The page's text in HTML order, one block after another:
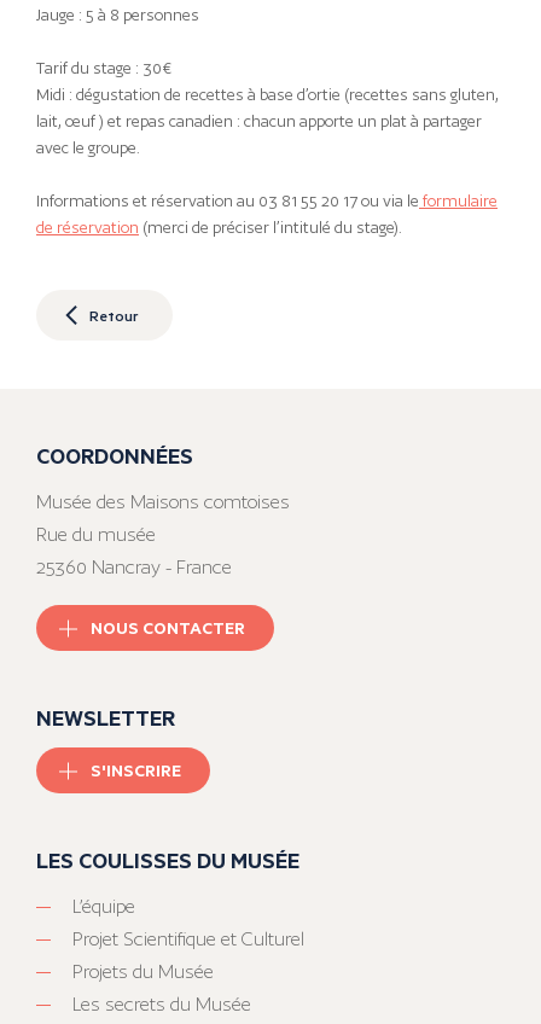
Jauge : 5 à 8 personnes
Tarif du stage : 30€
Midi : dégustation de recettes à base d’ortie (recettes sans gluten,
lait, œuf ) et repas canadien : chacun apporte un plat à partager
avec le groupe.
Informations et réservation au 03 81 55 20 17 ou via le formulaire
de réservation (merci de préciser l’intitulé du stage).
Retour
COORDONNÉES
Musée des Maisons comtoises
Rue du musée
25360 Nancray - France
NOUS CONTACTER
NEWSLETTER
S'INSCRIRE
LES COULISSES DU MUSÉE
L’équipe
Projet Scientifique et Culturel
Projets du Musée
Les secrets du Musée